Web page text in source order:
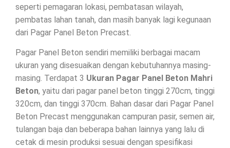
seperti pemagaran lokasi, pembatasan wilayah,
pembatas lahan tanah, dan masih banyak lagi kegunaan
dari Pagar Panel Beton Precast.
Pagar Panel Beton sendiri memiliki berbagai macam
ukuran yang disesuaikan dengan kebutuhannya masing-
masing. Terdapat 3 Ukuran Pagar Panel Beton Mahri
Beton, yaitu dari pagar panel beton tinggi 270cm, tinggi
320cm, dan tinggi 370cm. Bahan dasar dari Pagar Panel
Beton Precast menggunakan campuran pasir, semen air,
tulangan baja dan beberapa bahan lainnya yang lalu di
cetak di mesin produksi sesuai dengan spesifikasi